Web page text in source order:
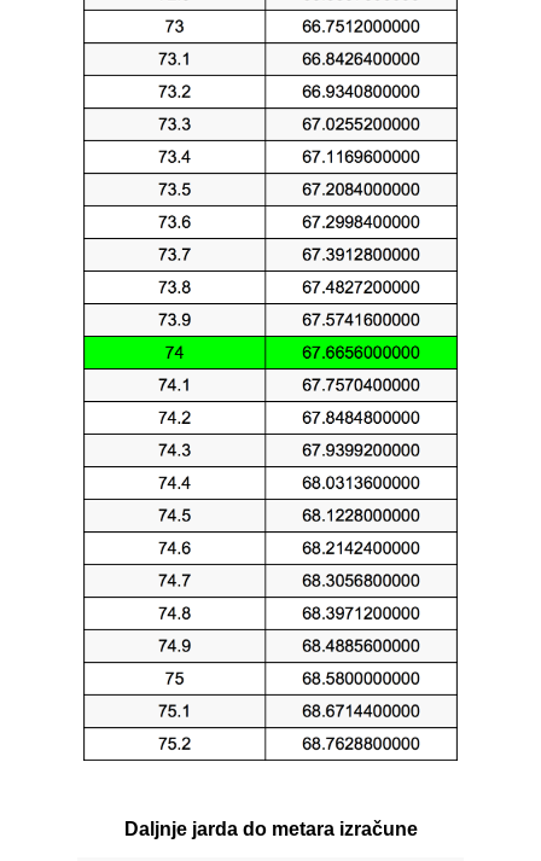
Daljnje jarda do metara izračune